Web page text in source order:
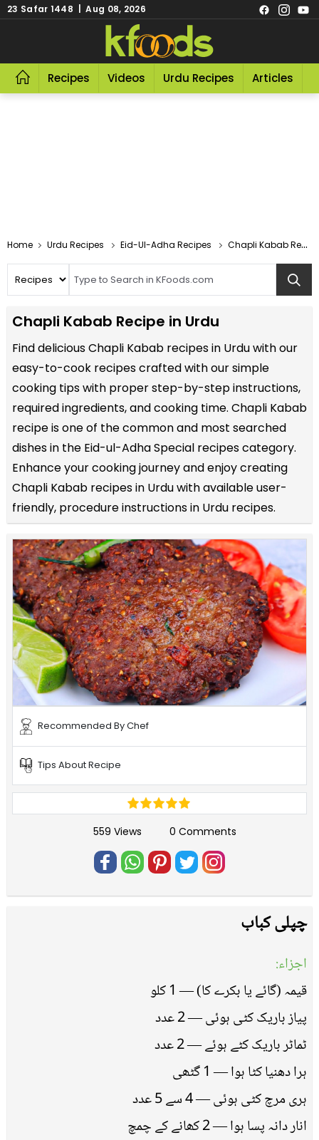
23 Safar 1448 | Aug 08, 2026
Recipes Videos Urdu Recipes Articles
Home Urdu Recipes Eid-Ul-Adha Recipes Chapli Kabab Recipe In Urdu
Chapli Kabab Recipe in Urdu
Find delicious Chapli Kabab recipes in Urdu with our
easy-to-cook recipes crafted with our simple
cooking tips with proper step-by-step instructions,
required ingredients, and cooking time. Chapli Kabab
recipe is one of the common and most searched
dishes in the Eid-ul-Adha Special recipes category.
Enhance your cooking journey and enjoy creating
Chapli Kabab recipes in Urdu with available user-
friendly, procedure instructions in Urdu recipes.
Recommended By Chef
Tips About Recipe
559 Views 0 Comments
چپلی کباب
اجزاء:
قیمہ (گائے یا بکرے کا) — 1 کلو
پیاز باریک کٹی ہوئی — 2 عدد
ٹماٹر باریک کٹے ہوئے — 2 عدد
ہرا دھنیا کٹا ہوا — 1 گٹھی
ہری مرچ کٹی ہوئی — 4 سے 5 عدد
انار دانہ پسا ہوا — 2 کھانے کے چمچ